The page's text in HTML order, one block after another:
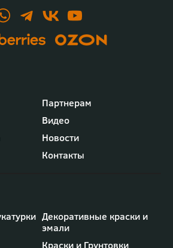
Партнерам
Видео
Новости
Контакты
Декоративные краски и
эмали
Краски и Грунтовки